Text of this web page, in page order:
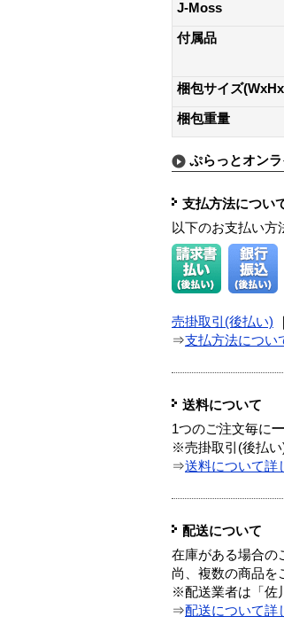
J-Moss
付属品
梱包サイズ
梱包重量
ぷらっとオン
支払方法につい
以下のお支払い方
売掛取引(後払い)
⇒支払方法につい
送料について
1つのご注文毎に
※売掛取引(後払い
⇒送料について詳
配送について
在庫がある場合の
尚、複数の商品を
※配送業者は「佐
⇒配送について詳